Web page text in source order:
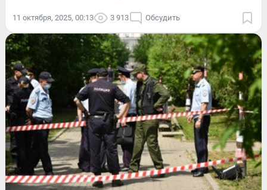
11 октября, 2025, 00:13 3 913 Обсудить